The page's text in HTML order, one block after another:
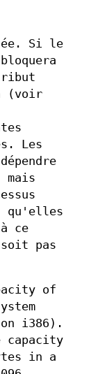
Si le
bloquera
(voir
Les
qu'elles
ce
pas
of
i386).
capacity
in a